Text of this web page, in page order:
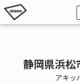
静岡県浜松
アキッ